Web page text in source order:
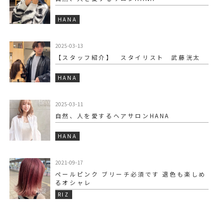
HANA
2025-03-13
【スタッフ紹介】 スタイリスト 武藤洸太
HANA
2025-03-11
自然、人を愛するヘアサロンHANA
HANA
2021-09-17
ペールピンク ブリーチ必須です️ 退色も楽しめ
るオシャレ
RIZ